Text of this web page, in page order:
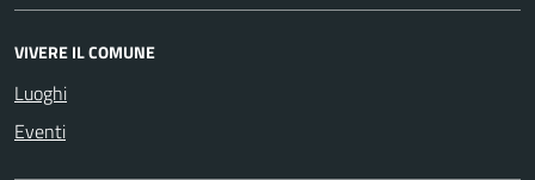
VIVERE IL COMUNE
Luoghi
Eventi